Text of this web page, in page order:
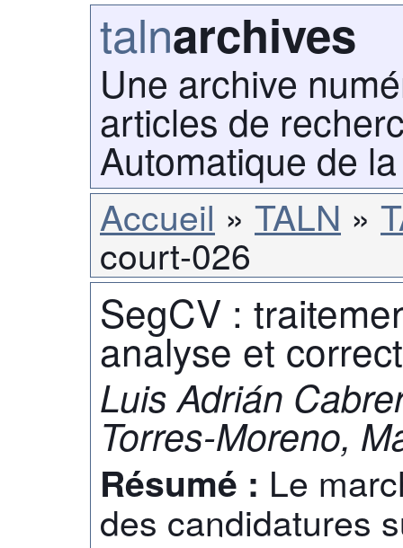
talnarchives
Une archive
articles de
Automatique de
Accueil TALN
court-026
SegCV :
analyse et
Luis Adrián
Torres-Moreno,
Résumé : Le
des candidatures